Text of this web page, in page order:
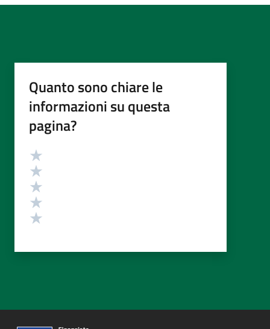
Quanto sono chiare le
informazioni su questa
pagina?
Valutazione